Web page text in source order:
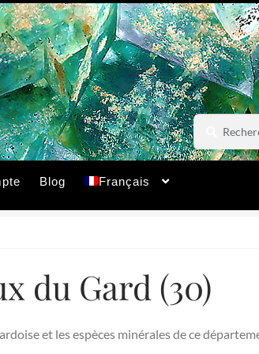
Recherche
pour :
Recherche
Blog Français
du Gard (30)
et les espèces minérales de ce